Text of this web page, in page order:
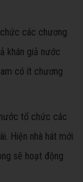
các chương
khán giả nước
có ít chương
tổ chức các
Hiện nhà hát mới
sẽ hoạt động